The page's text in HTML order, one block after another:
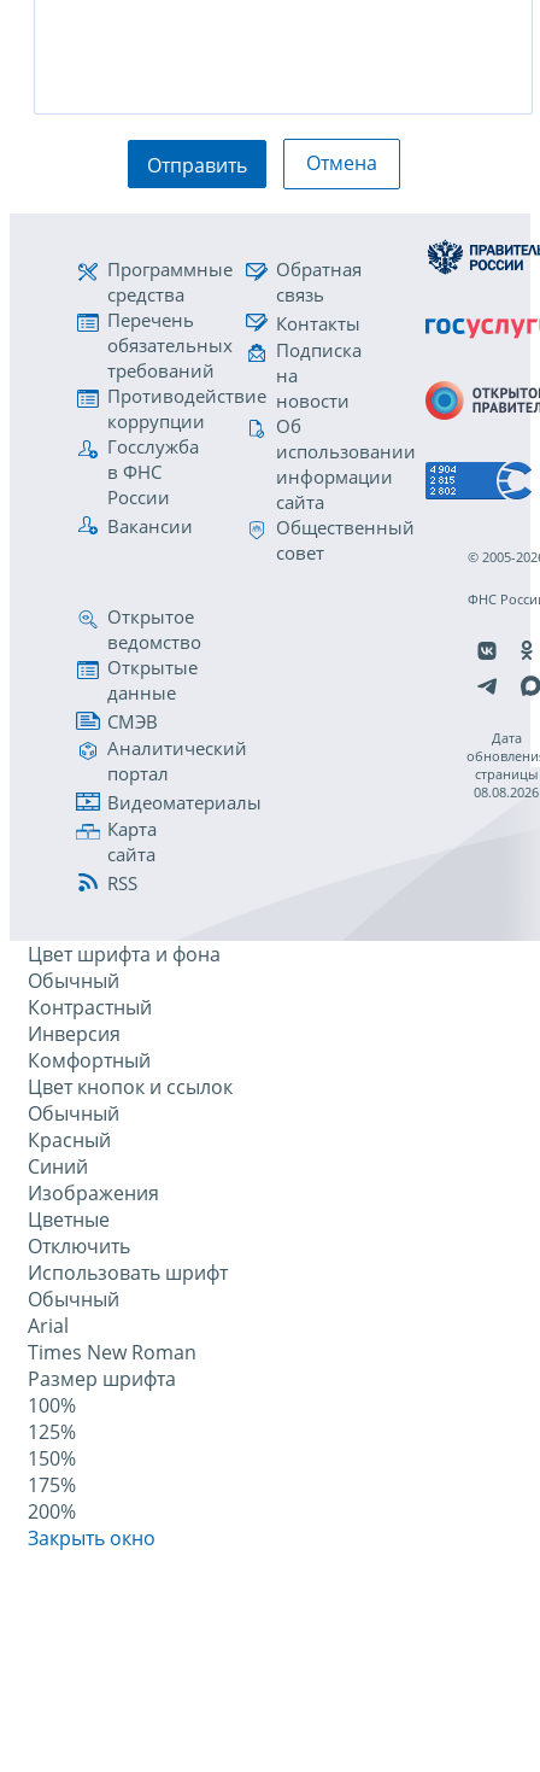
Отправить Отмена
Программные
средства
Перечень
обязательных
требований
Противодействие
коррупции
Госслужба
в ФНС
России
Вакансии
Обратная
связь
Контакты
Подписка
на
новости
Об
использовании
информации
сайта
Общественный
совет
Открытое
ведомство
Открытые
данные
СМЭВ
Аналитический
портал
Видеоматериалы
Карта
сайта
RSS
© 2005-
ФНС
Дата
страницы
08.08.2026
Цвет шрифта и фона
Обычный
Контрастный
Инверсия
Комфортный
Цвет кнопок и ссылок
Обычный
Красный
Синий
Изображения
Цветные
Отключить
Использовать шрифт
Обычный
Arial
Times New Roman
Размер шрифта
100%
125%
150%
175%
200%
Закрыть окно